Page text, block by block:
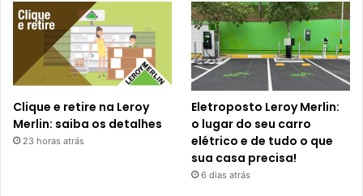
Clique e retire na Leroy
Merlin: saiba os detalhes
23 horas atrás
Eletroposto Leroy Merlin:
o lugar do seu carro
elétrico e de tudo o que
sua casa precisa!
6 dias atrás